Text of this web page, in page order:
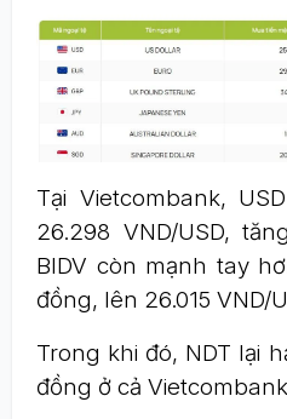
Tại Vietcombank,
26.298 VND/USD,
BIDV còn mạnh tay
đồng, lên 26.015 VND/
Trong khi đó, NDT lại
đồng ở cả